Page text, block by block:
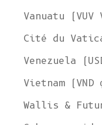
Vanuatu (VUV
Cité du
Venezuela
Vietnam (VND
Wallis &